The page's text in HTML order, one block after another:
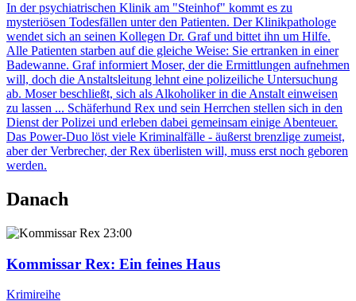
In der psychiatrischen Klinik am "Steinhof" kommt es zu
mysteriösen Todesfällen unter den Patienten. Der Klinikpathologe
wendet sich an seinen Kollegen Dr. Graf und bittet ihn um Hilfe.
Alle Patienten starben auf die gleiche Weise: Sie ertranken in einer
Badewanne. Graf informiert Moser, der die Ermittlungen aufnehmen
will, doch die Anstaltsleitung lehnt eine polizeiliche Untersuchung
ab. Moser beschließt, sich als Alkoholiker in die Anstalt einweisen
zu lassen ... Schäferhund Rex und sein Herrchen stellen sich in den
Dienst der Polizei und erleben dabei gemeinsam einige Abenteuer.
Das Power-Duo löst viele Kriminalfälle - äußerst brenzlige zumeist,
aber der Verbrecher, der Rex überlisten will, muss erst noch geboren
werden.
Danach
23:00
Kommissar Rex: Ein feines Haus
Krimireihe